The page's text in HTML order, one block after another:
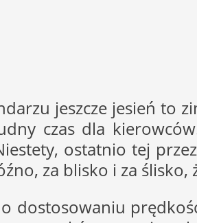
jeszcze jesień to
czas dla
ostatnio tej
za blisko i za
dostosowaniu